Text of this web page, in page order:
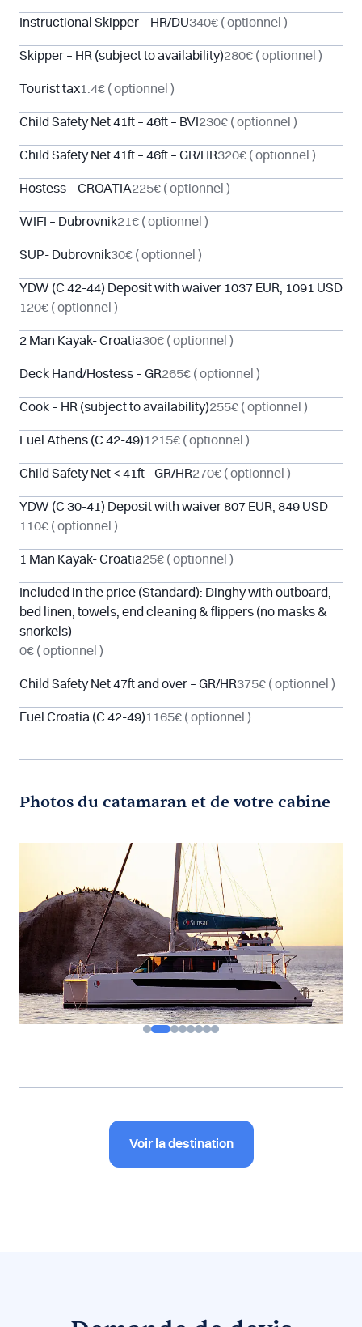
Instructional Skipper – HR/DU340€ ( optionnel )
Skipper – HR (subject to availability)280€ ( optionnel )
Tourist tax1.4€ ( optionnel )
Child Safety Net 41ft – 46ft – BVI 230€ ( optionnel )
Child Safety Net 41ft – 46ft – GR/HR320€ ( optionnel )
Hostess – CROATIA225€ ( optionnel )
WIFI – Dubrovnik21€ ( optionnel )
SUP- Dubrovnik30€ ( optionnel )
YDW (C 42-44) Deposit with waiver 1037 EUR, 1091 USD
120€ ( optionnel )
2 Man Kayak- Croatia30€ ( optionnel )
Deck Hand/Hostess – GR265€ ( optionnel )
Cook – HR (subject to availability)255€ ( optionnel )
Fuel Athens (C 42-49)1215€ ( optionnel )
Child Safety Net < 41ft - GR/HR270€ ( optionnel )
YDW (C 30-41) Deposit with waiver 807 EUR, 849 USD
110€ ( optionnel )
1 Man Kayak- Croatia25€ ( optionnel )
Included in the price (Standard): Dinghy with outboard,
bed linen, towels, end cleaning & flippers (no masks &
snorkels)
0€ ( optionnel )
Child Safety Net 47ft and over – GR/HR375€ ( optionnel )
Fuel Croatia (C 42-49)1165€ ( optionnel )
Photos du catamaran et de votre cabine
Voir la destination